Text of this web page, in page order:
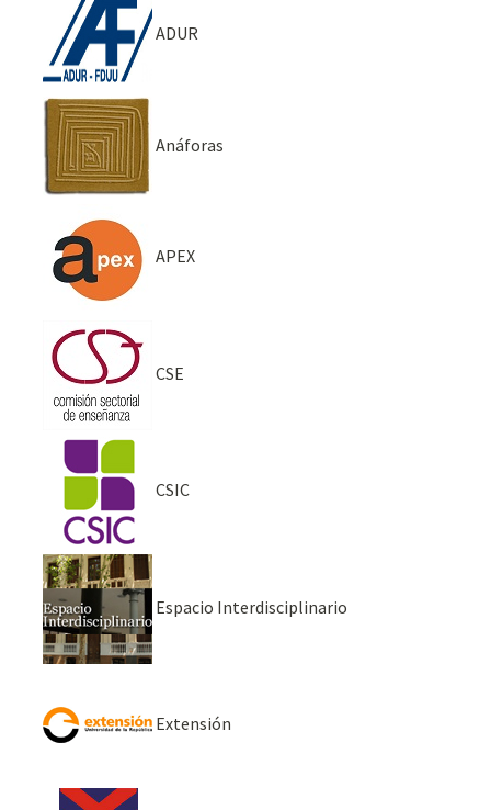
ADUR
Anáforas
APEX
CSE
CSIC
Espacio Interdisciplinario
Extensión